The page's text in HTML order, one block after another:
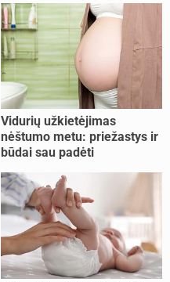
Vidurių užkietėjimas
nėštumo metu: priežastys ir
būdai sau padėti